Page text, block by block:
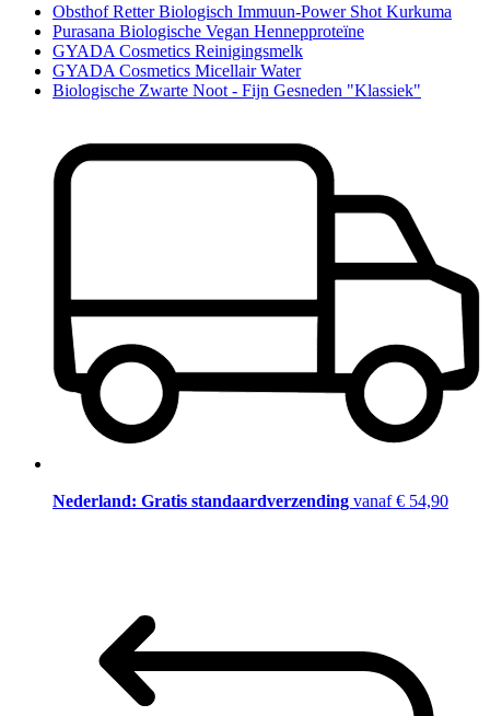
Obsthof Retter Biologisch Immuun-Power Shot Kurkuma
Purasana Biologische Vegan Hennepproteïne
GYADA Cosmetics Reinigingsmelk
GYADA Cosmetics Micellair Water
Biologische Zwarte Noot - Fijn Gesneden "Klassiek"
Nederland: Gratis standaardverzending vanaf € 54,90